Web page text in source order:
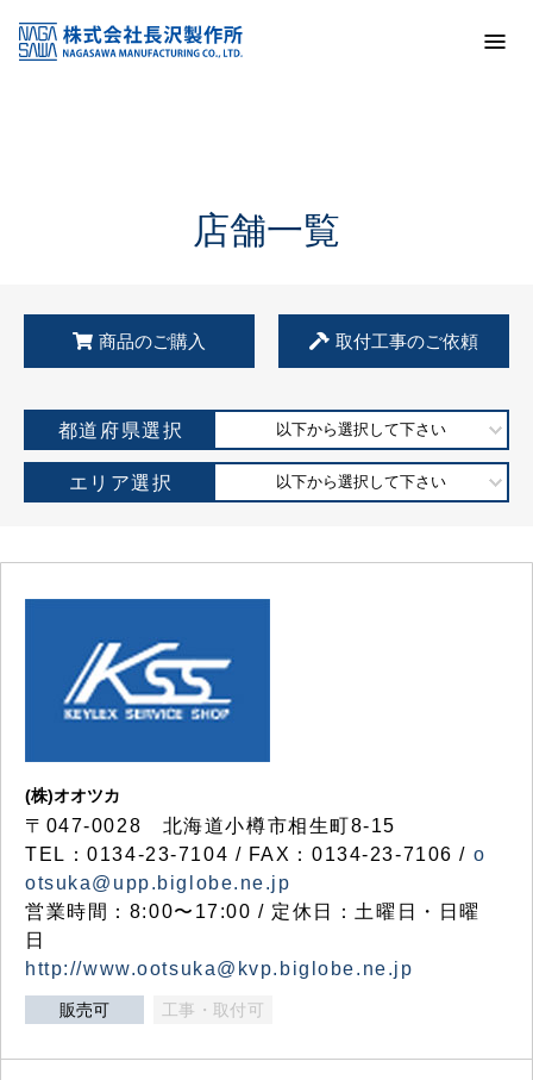
KSS加盟店・取扱店情報
店舗一覧
店舗一覧
商品のご購入 取付工事のご依頼
都道府県選択 以下から選択して下さい
エリア選択 以下から選択して下さい
(株)オオツカ
〒047-0028 北海道小樽市相生町8-15
TEL：0134-23-7104 / FAX：0134-23-7106 / o
otsuka@upp.biglobe.ne.jp
営業時間：8:00〜17:00 / 定休日：土曜日・日曜
日
http://www.ootsuka@kvp.biglobe.ne.jp
販売可 工事・取付可